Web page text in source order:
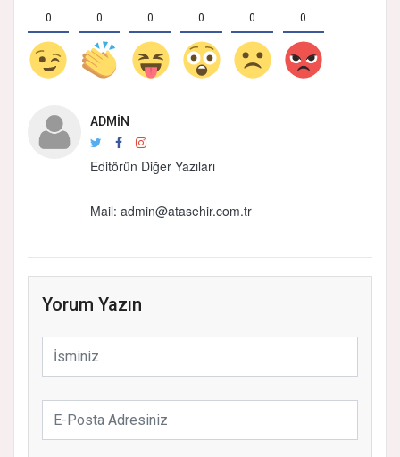
0 0 0 0 0 0
ADMIN
Editörün Diğer Yazıları
Mail: admin@atasehir.com.tr
Yorum Yazın